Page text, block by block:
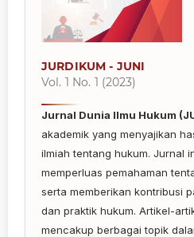
JURDIKUM - JUNI
Vol. 1 No. 1 (2023)
Jurnal Dunia Ilmu Hukum
akademik yang menyajikan
ilmiah tentang hukum. Jurnal
memperluas pemahaman
serta memberikan kontribusi
dan praktik hukum. Artikel-
mencakup berbagai topik